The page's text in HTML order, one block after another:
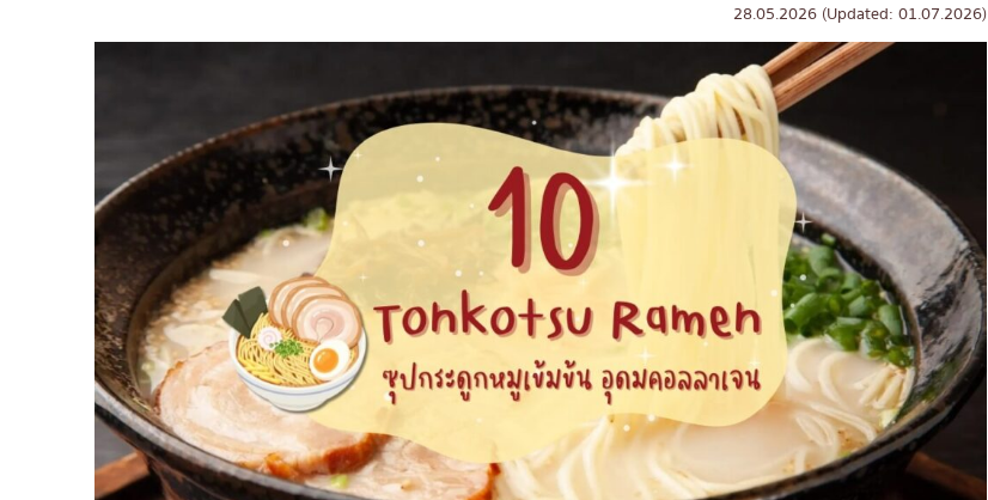
แกงกะหรี่ญี่ปุ่น
ไก่ย่างเสียบไม้สไตล์ญี่ปุ่น
โซบะ/อุด้ง
ขนมหวานญี่ปุ่น
โอมากาเสะ
ร้านอาหารญี่ปุ่นระดับพรีเมียม
ซาชิมิ/อาหารทะเล
อาหารตะวันตกสไตล์ญี่ปุ่น
ปลาไหลย่าง
อโศก
อารีย์
สีลม
พระราม 9
รัชดา
พระโขนง
เพลินจิต
ชิดลม
28.05.2026 (Updated: 01.07.2026)